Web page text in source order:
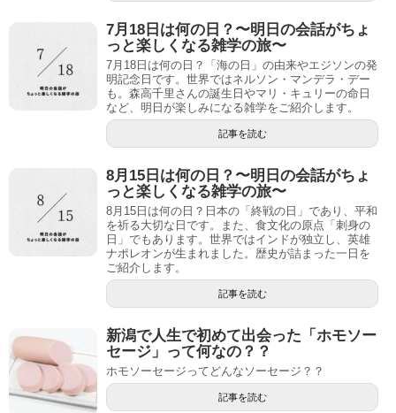
7月18日は何の日？〜明日の会話がちょ
っと楽しくなる雑学の旅〜
7月18日は何の日？「海の日」の由来やエジソンの発
明記念日です。世界ではネルソン・マンデラ・デー
も。森高千里さんの誕生日やマリ・キュリーの命日
など、明日が楽しみになる雑学をご紹介します。
記事を読む
8月15日は何の日？〜明日の会話がちょ
っと楽しくなる雑学の旅〜
8月15日は何の日？日本の「終戦の日」であり、平和
を祈る大切な日です。また、食文化の原点「刺身の
日」でもあります。世界ではインドが独立し、英雄
ナポレオンが生まれました。歴史が詰まった一日を
ご紹介します。
記事を読む
新潟で人生で初めて出会った「ホモソー
セージ」って何なの？？
ホモソーセージってどんなソーセージ？？
記事を読む